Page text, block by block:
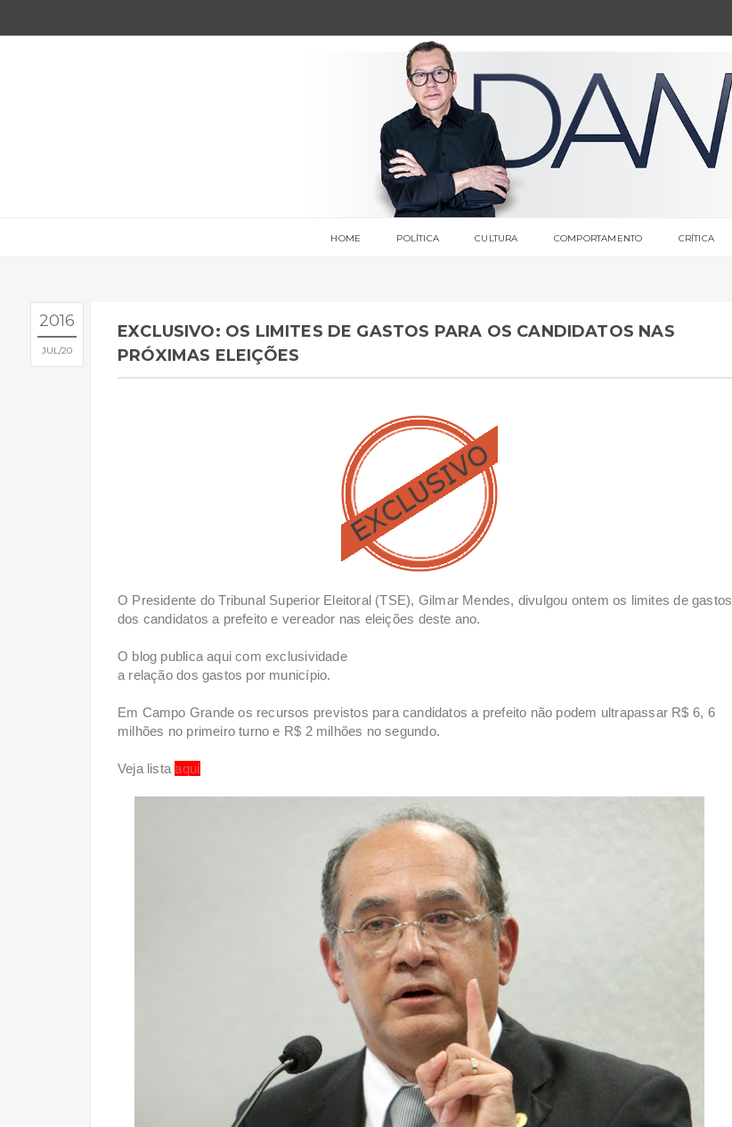
HOME POLÍTICA CULTURA COMPORTAMENTO CRÍTICA
2016
JUL 20
EXCLUSIVO: OS LIMITES DE GASTOS PARA OS CANDIDATOS NAS
PRÓXIMAS ELEIÇÕES
O Presidente do Tribunal Superior Eleitoral (TSE), Gilmar Mendes, divulgou ontem os limites de gastos
dos candidatos a prefeito e vereador nas eleições deste ano.
O blog publica aqui com exclusividade
a relação dos gastos por município.
Em Campo Grande os recursos previstos para candidatos a prefeito não podem ultrapassar R$ 6, 6
milhões no primeiro turno e R$ 2 milhões no segundo.
Veja listaaqui